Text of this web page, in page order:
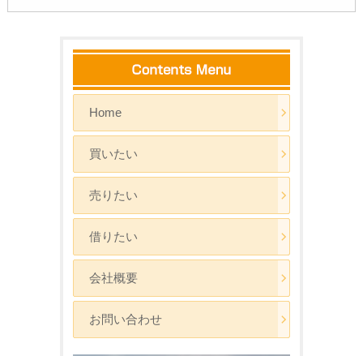
Home
買いたい
売りたい
借りたい
会社概要
お問い合わせ